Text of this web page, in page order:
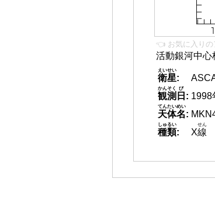
👈 お気に入りの
活動銀河中心
衛星
えいせい
:
観測
かんそく
日
び
: 1998
天体名
てんたいめい
:
種類
しゅるい
: X線
せん